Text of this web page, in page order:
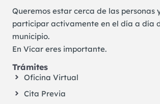
Queremos estar cerca de las personas
participar activamente en el día a día
municipio.
En Vícar eres importante.
Trámites
Oficina Virtual
Cita Previa